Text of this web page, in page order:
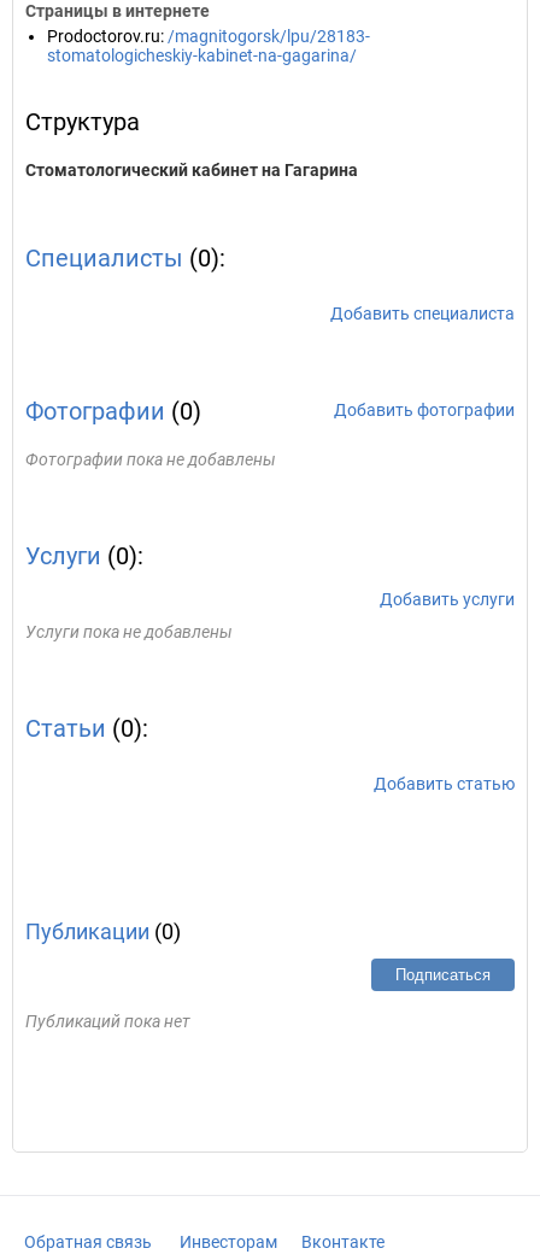
Страницы в интернете
Prodoctorov.ru: /magnitogorsk/lpu/28183-
stomatologicheskiy-kabinet-na-gagarina/
Структура
Стоматологический кабинет на Гагарина
Специалисты (0):
Добавить специалиста
Фотографии (0) Добавить фотографии
Фотографии пока не добавлены
Услуги (0):
Добавить услуги
Услуги пока не добавлены
Статьи (0):
Добавить статью
Публикации (0)
Подписаться
Публикаций пока нет
Обратная связь Инвесторам Вконтакте